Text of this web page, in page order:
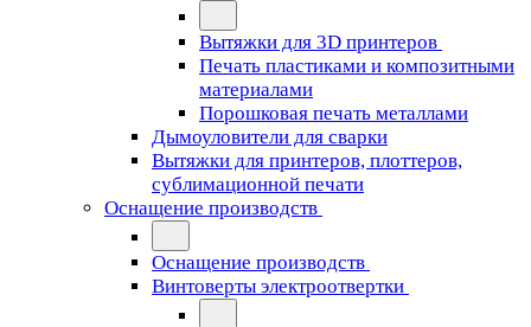
Вытяжки для 3D принтеров
Печать пластиками и композитными
материалами
Порошковая печать металлами
Дымоуловители для сварки
Вытяжки для принтеров, плоттеров,
сублимационной печати
Оснащение производств
Оснащение производств
Винтоверты электроотвертки